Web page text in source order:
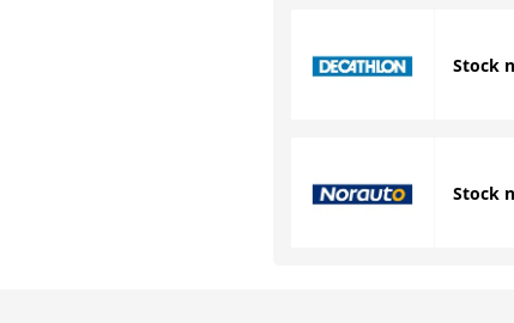
Stock
Stock